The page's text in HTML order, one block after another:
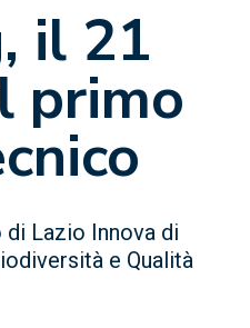
il 21
primo
Lazio Innova di
e Qualità